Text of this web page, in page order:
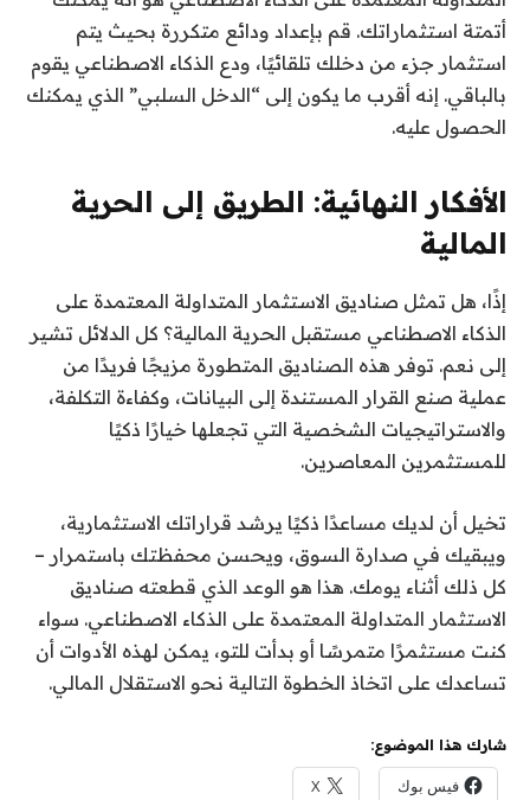
أتمتة استثماراتك. قم بإعداد ودائع متكررة بحيث يتم
استثمار جزء من دخلك تلقائيًا، ودع الذكاء الاصطناعي يقوم
بالباقي. إنه أقرب ما يكون إلى “الدخل السلبي” الذي يمكنك
الحصول عليه.
الأفكار النهائية: الطريق إلى الحرية
المالية
إذًا، هل تمثل صناديق الاستثمار المتداولة المعتمدة على
الذكاء الاصطناعي مستقبل الحرية المالية؟ كل الدلائل تشير
إلى نعم. توفر هذه الصناديق المتطورة مزيجًا فريدًا من
عملية صنع القرار المستندة إلى البيانات، وكفاءة التكلفة،
والاستراتيجيات الشخصية التي تجعلها خيارًا ذكيًا
للمستثمرين المعاصرين.
تخيل أن لديك مساعدًا ذكيًا يرشد قراراتك الاستثمارية،
ويبقيك في صدارة السوق، ويحسن محفظتك باستمرار –
كل ذلك أثناء يومك. هذا هو الوعد الذي قطعته صناديق
الاستثمار المتداولة المعتمدة على الذكاء الاصطناعي. سواء
كنت مستثمرًا متمرسًا أو بدأت للتو، يمكن لهذه الأدوات أن
تساعدك على اتخاذ الخطوة التالية نحو الاستقلال المالي.
شارك هذا الموضوع:
فيس بوك X